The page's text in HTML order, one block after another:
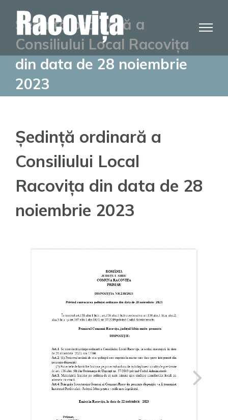
content
Ședință ordinară a
Consiliului Local Racovița
din data de 28 noiembrie
2023
Ședință ordinară a
Consiliului Local
Racovița din data de 28
noiembrie 2023